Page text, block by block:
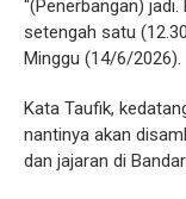
‘‘(Penerbangan)
setengah satu
Minggu (14/6/2026).
Kata Taufik,
nantinya akan
dan jajaran di